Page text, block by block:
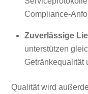
Compliance-
Zuverlässige
unterstützen
Getränkequalität
Qualität wird